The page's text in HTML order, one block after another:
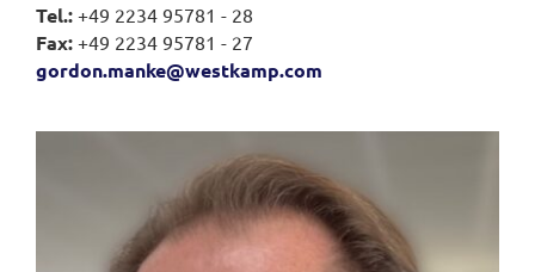
Tel.: +49 2234 95781 - 28
Fax: +49 2234 95781 - 27
gordon.manke@westkamp.com